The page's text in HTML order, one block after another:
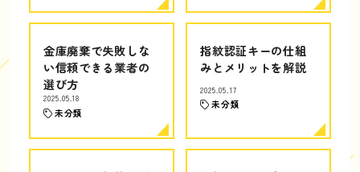
金庫廃棄で失敗しな
い信頼できる業者の
選び方
2025.05.18
未分類
指紋認証キーの仕組
みとメリットを解説
2025.05.17
未分類